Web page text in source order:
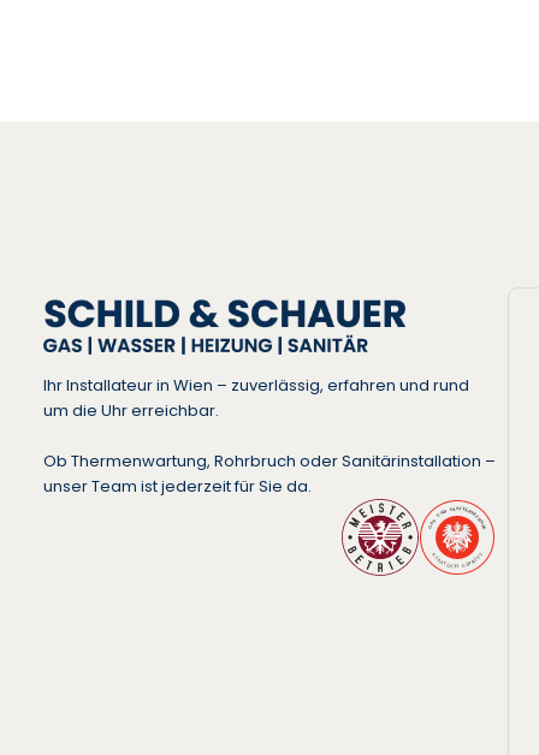
Ihr Installateur in Wien – zuverlässig, erfahren und rund
um die Uhr erreichbar.
Ob Thermenwartung, Rohrbruch oder Sanitärinstallation –
unser Team ist jederzeit für Sie da.